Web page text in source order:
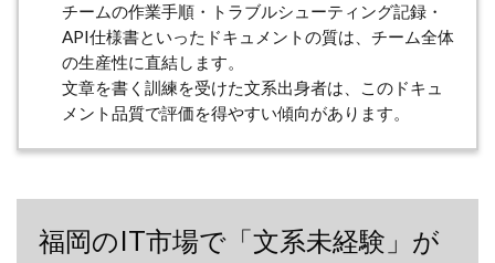
チームの作業手順・トラブルシューティング記録・
API仕様書といったドキュメントの質は、チーム全体
の生産性に直結します。
文章を書く訓練を受けた文系出身者は、このドキュ
メント品質で評価を得やすい傾向があります。
福岡のIT市場で「文系未経験」が